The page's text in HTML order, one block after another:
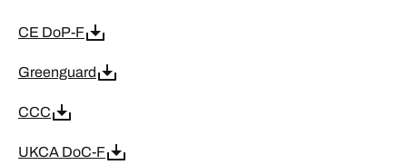
CE DoP-F
Greenguard
CCC
UKCA DoC-F